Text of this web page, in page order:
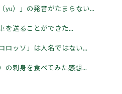
yu）」の発音がたまらない...
を送ることができた...
ロッソ」は人名ではない...
の刺身を食べてみた感想...